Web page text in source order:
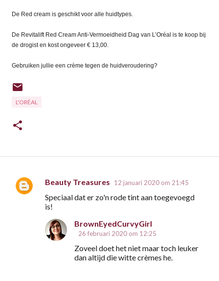
De Red cream is geschikt voor alle huidtypes.
De Revitalift Red Cream Anti-Vermoeidheid Dag van L’Oréal is te koop bij
de drogist en kost ongeveer € 13,00.
Gebruiken jullie een crème tegen de huidveroudering?
L'ORÉAL
R
Beauty Treasures 12 januari 2020 om 21:45
Speciaal dat er zo'n rode tint aan toegevoegd
is!
BrownEyedCurvyGirl
26 februari 2020 om 12:25
Zoveel doet het niet maar toch leuker
dan altijd die witte crèmes he.